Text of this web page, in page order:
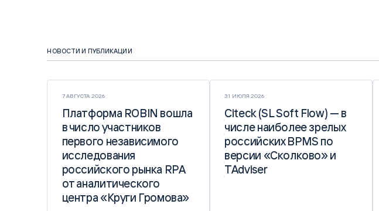
НОВОСТИ И ПУБЛИКАЦИИ
7 АВГУСТА 2026
Платформа ROBIN вошла
в число участников
первого независимого
исследования
российского рынка RPA
от аналитического
центра «Круги Громова»
Платформа ROBIN вошла
в число участников
первого независимого
исследования
российского рынка RPA
от аналитического
центра «Круги Громова»
31 ИЮЛЯ 2026
Citeck (SL Soft Flow) — в
числе наиболее зрелых
российских BPMS по
версии «Сколково» и
TAdviser
Citeck (SL Soft Flow) — в
числе наиболее зрелых
российских BPMS по
версии «Сколково» и
TAdviser